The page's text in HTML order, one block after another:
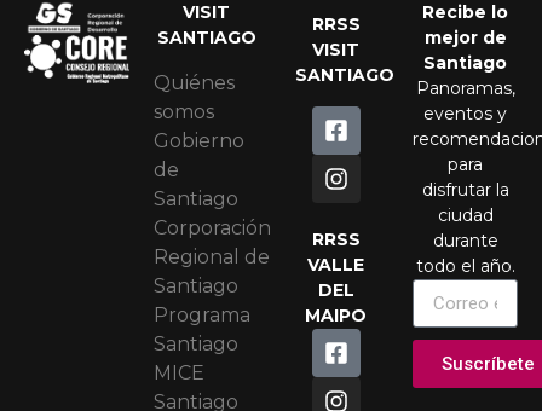
VISIT
SANTIAGO
Quiénes
somos
Gobierno
de
Santiago
Corporación
Regional de
Santiago
Programa
Santiago
MICE
Santiago
RRSS
VISIT
SANTIAGO
RRSS
VALLE
DEL
MAIPO
Recibe lo
mejor de
Santiago
Panoramas,
eventos y
para
disfrutar la
ciudad
durante
todo el año.
Suscríbete